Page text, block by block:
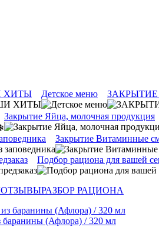
ХИТЫ Детское меню
Закрытие Яйца, молочная продукция
Закрытие Витаминные
Подбор рациона для вашей
ОТЗЫВЫРАЗБОР РАЦИОНА
баранины (Афлора) / 320 мл